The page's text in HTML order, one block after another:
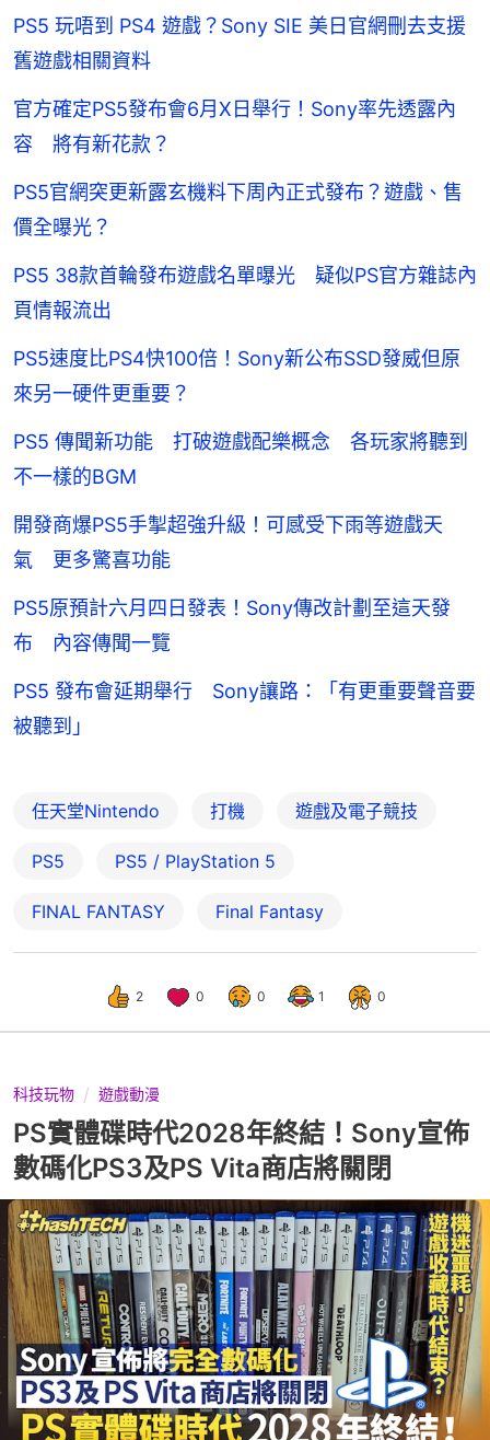
PS5 玩唔到 PS4 遊戲？Sony SIE 美日官網刪去支援
舊遊戲相關資料
官方確定PS5發布會6月X日舉行！Sony率先透露內
容 將有新花款？
PS5官網突更新露玄機料下周內正式發布？遊戲、售
價全曝光？
PS5 38款首輪發布遊戲名單曝光 疑似PS官方雜誌內
頁情報流出
PS5速度比PS4快100倍！Sony新公布SSD發威但原
來另一硬件更重要？
PS5 傳聞新功能 打破遊戲配樂概念 各玩家將聽到
不一樣的BGM
開發商爆PS5手掣超強升級！可感受下雨等遊戲天
氣 更多驚喜功能
PS5原預計六月四日發表！Sony傳改計劃至這天發
布 內容傳聞一覽
PS5 發布會延期舉行 Sony讓路：「有更重要聲音要
被聽到」
任天堂Nintendo 打機 遊戲及電子競技
PS5 PS5 / PlayStation 5
FINAL FANTASY Final Fantasy
2 0 0 1 0
科技玩物 遊戲動漫
PS實體碟時代2028年終結！Sony宣佈
數碼化PS3及PS Vita商店將關閉